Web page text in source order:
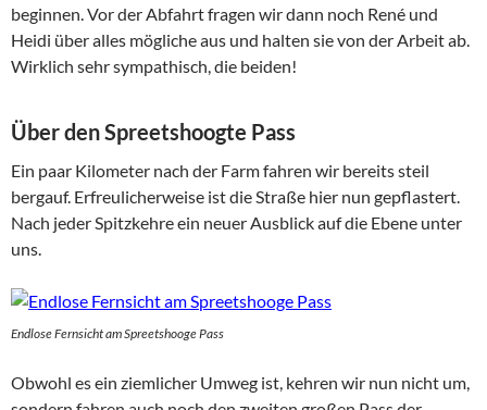
beginnen. Vor der Abfahrt fragen wir dann noch René und
Heidi über alles mögliche aus und halten sie von der Arbeit ab.
Wirklich sehr sympathisch, die beiden!
Über den Spreetshoogte Pass
Ein paar Kilometer nach der Farm fahren wir bereits steil
bergauf. Erfreulicherweise ist die Straße hier nun gepflastert.
Nach jeder Spitzkehre ein neuer Ausblick auf die Ebene unter
uns.
Endlose Fernsicht am Spreetshooge Pass
Obwohl es ein ziemlicher Umweg ist, kehren wir nun nicht um,